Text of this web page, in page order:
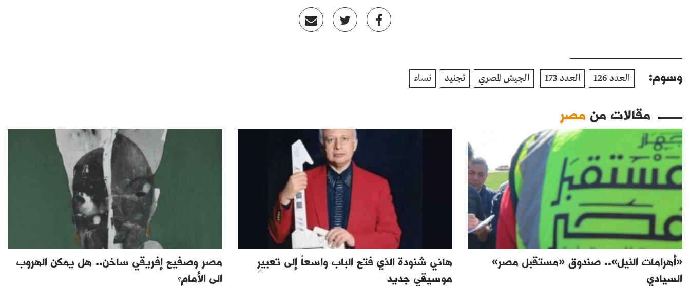
وسوم: العدد 126 العدد 173 الجيش المصري تجنيد نساء
مقالات من مصر
«أهرامات النيل».. صندوق «مستقبل مصر»
السيادي
هاني شنودة الذي فتح الباب واسعاً إلى تعبيرٍ
موسيقي جديد
مصر وصفيح إفريقي ساخن.. هل يمكن الهروب
الى الأمام؟